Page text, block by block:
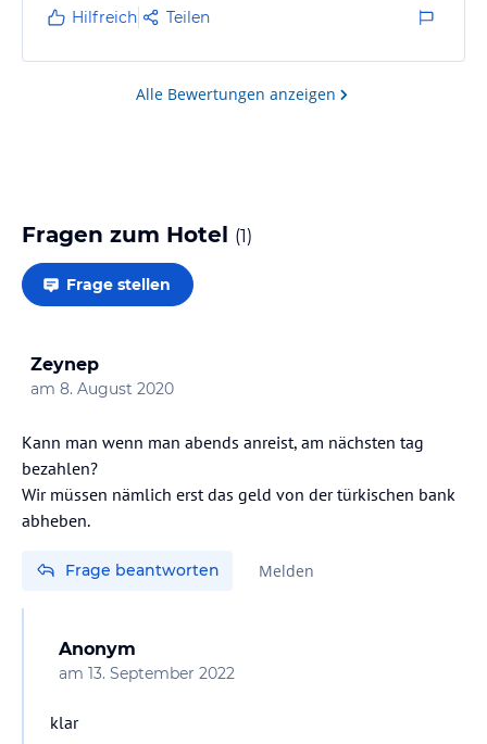
Hilfreich Teilen
Alle Bewertungen anzeigen
Fragen zum Hotel (1)
Frage stellen
Zeynep
am 8. August 2020
Kann man wenn man abends anreist, am nächsten tag
bezahlen?
Wir müssen nämlich erst das geld von der türkischen bank
abheben.
Frage beantworten Melden
Anonym
am 13. September 2022
klar